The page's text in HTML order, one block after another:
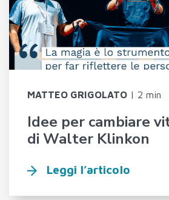
MATTEO GRIGOLATO | 2 min
Idee per cambiare
di Walter Klinkon
Leggi l’articolo